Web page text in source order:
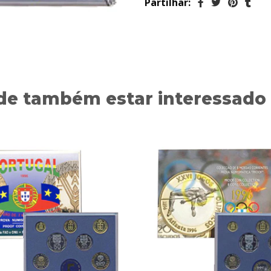
também estar interessado